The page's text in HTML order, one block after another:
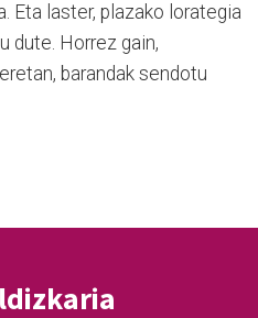
Eta laster, plazako lorategia
dute. Horrez gain,
barandak sendotu